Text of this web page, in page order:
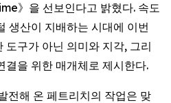
》을 선보인다고 밝혔다. 속도
생산이 지배하는 시대에 이번
도구가 아닌 의미와 지각, 그리
결을 위한 매개체로 제시한다.
전해 온 페트리치의 작업은 맞